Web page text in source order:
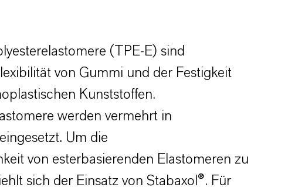
(TPE-E) sind
von Gummi und der Festigkeit
Kunststoffen.
werden vermehrt in
Um die
von esterbasierenden Elastomeren zu
sich der Einsatz von Stabaxol®. Für